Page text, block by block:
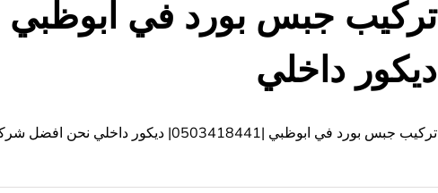
نجار
شاطر
ديكور داخلي
تركيب جبس بورد في ابوظبي |0503418441| ديكور داخلي نحن افضل شركة تركيب جبس بورد بابوظبي